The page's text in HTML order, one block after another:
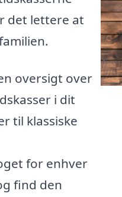
det lettere at
oversigt over
i dit
til klassiske
for enhver
find den